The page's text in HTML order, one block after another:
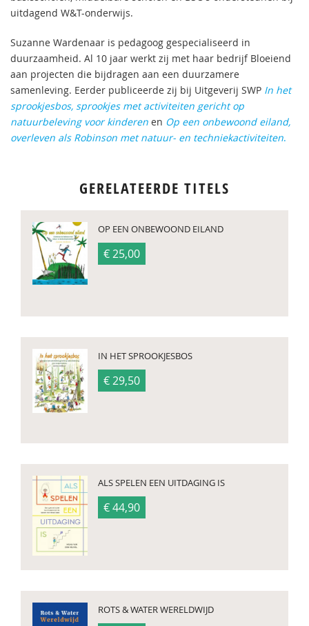
uitdagend W&T-onderwijs.
Suzanne Wardenaar is pedagoog gespecialiseerd in
duurzaamheid. Al 10 jaar werkt zij met haar bedrijf Bloeiend
aan projecten die bijdragen aan een duurzamere
samenleving. Eerder publiceerde zij bij Uitgeverij SWP In het
sprookjesbos, sprookjes met activiteiten gericht op
natuurbeleving voor kinderen en Op een onbewoond eiland,
overleven als Robinson met natuur- en techniekactiviteiten.
GERELATEERDE TITELS
OP EEN ONBEWOOND EILAND
€ 25,00
IN HET SPROOKJESBOS
€ 29,50
ALS SPELEN EEN UITDAGING IS
€ 44,90
ROTS & WATER WERELDWIJD